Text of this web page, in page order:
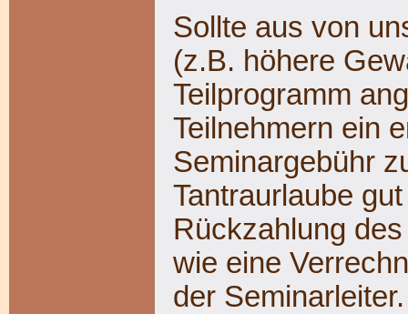
Sollte aus von
(z.B. höhere
Teilprogramm
Teilnehmern ein
Seminargebühr
Tantraurlaube
Rückzahlung
wie eine
der Seminarleiter.